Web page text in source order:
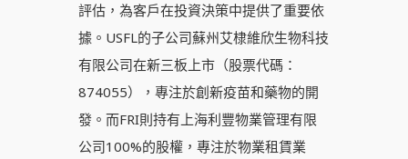
評估，為客戶在投資決策中提供了重要依
據。USFL的子公司蘇州艾棣維欣生物科技
有限公司在新三板上市（股票代碼：
874055），專注於創新疫苗和藥物的開
發。而FRI則持有上海利豐物業管理有限
公司100%的股權，專注於物業租賃業